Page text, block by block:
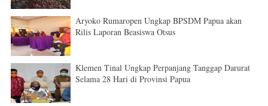
Aryoko Rumaropen Ungkap BPSDM Papua akan
Rilis Laporan Beasiswa Otsus
Klemen Tinal Ungkap Perpanjang Tanggap Darurat
Selama 28 Hari di Provinsi Papua